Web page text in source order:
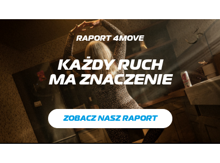
RAPORT 4MOVE
KAŻDY RUCH
MA ZNACZENIE
ZOBACZ NASZ RAPORT